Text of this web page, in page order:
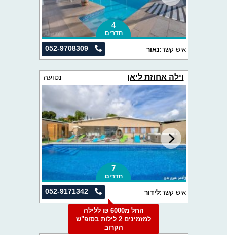
4
חדרים
052-9708309 איש קשר:נאור
וילה אחוזת ליאן נטועה
7
חדרים
052-9171342 איש קשר:לידור
החל מ6000 ₪ ללילה
למזמינים 2 לילות בסופ"ש
הקרוב